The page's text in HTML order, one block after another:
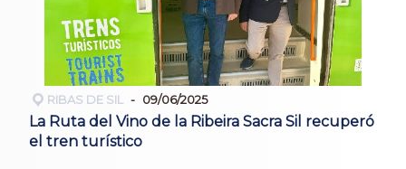
RIBAS DE SIL 09/06/2025
La Ruta del Vino de la Ribeira Sacra Sil recuperó
el tren turístico